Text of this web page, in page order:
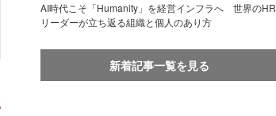
AI時代こそ「Humanity」を経営インフラへ 世界のHR
リーダーが立ち返る組織と個人のあり方
新着記事一覧を見る